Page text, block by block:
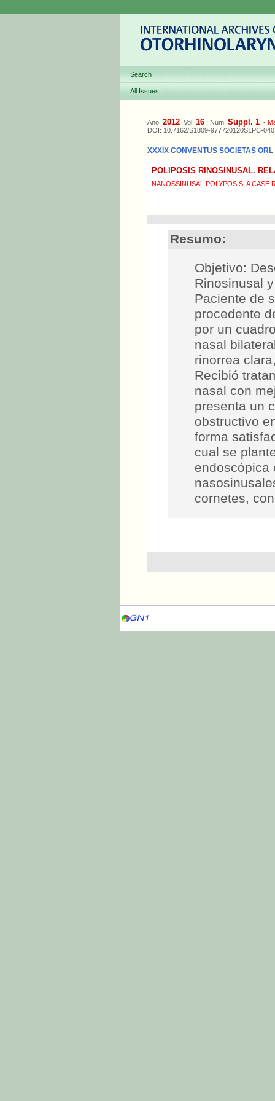
Search
All Issues
Ano: 2012 Vol. 16 Num. Suppl. 1 -
DOI: 10.7162/S1809-977720120S1PC-040
XXXIX CONVENTUS SOCIETAS
POLIPOSIS RINOSINUSAL.
NANOSSINUSAL POLYPOSIS. A CASE
Resumo:
Objetivo:
Rinosinusal
Paciente de
procedente
por un
nasal
rinorrea
Recibió
nasal con
presenta un
obstructivo
forma
cual se
endoscópica
cornetes,